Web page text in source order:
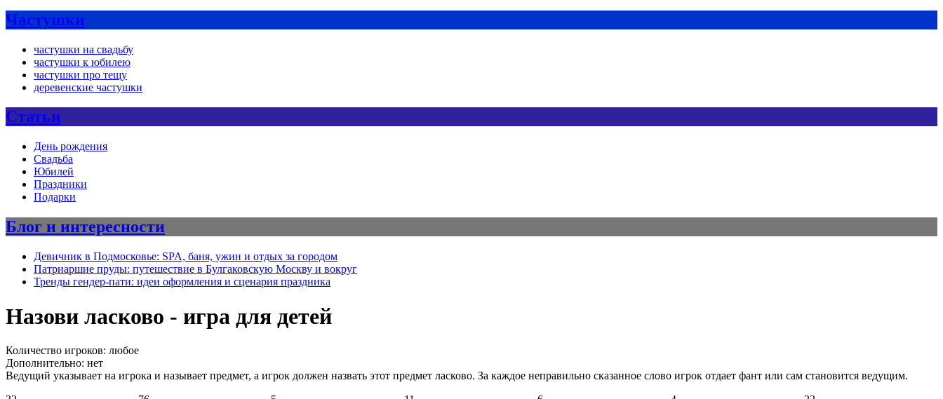
Частушки
частушки на свадьбу
частушки к юбилею
частушки про тещу
деревенские частушки
Статьи
День рождения
Свадьба
Юбилей
Праздники
Подарки
Блог и интересности
Девичник в Подмосковье: SPA, баня, ужин и отдых за городом
Патриаршие пруды: путешествие в Булгаковскую Москву и вокруг
Тренды гендер-пати: идеи оформления и сценария праздника
Назови ласково - игра для детей
Количество игроков: любое
Дополнительно: нет
Ведущий указывает на игрока и называет предмет, а игрок должен назвать этот предмет ласково. За каждое неправильно сказанное слово игрок отдает фант или сам становится ведущим.